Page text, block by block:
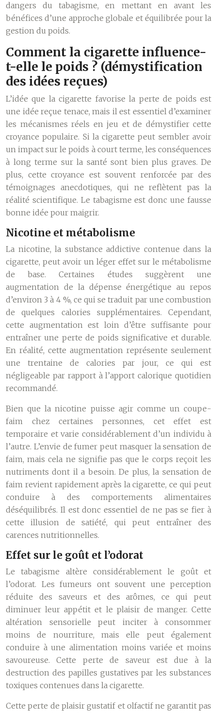
dangers du tabagisme, en mettant en avant les
bénéfices d’une approche globale et équilibrée pour la
gestion du poids.
Comment la cigarette influence-
t-elle le poids ? (démystification
des idées reçues)
L’idée que la cigarette favorise la perte de poids est
une idée reçue tenace, mais il est essentiel d’examiner
les mécanismes réels en jeu et de démystifier cette
croyance populaire. Si la cigarette peut sembler avoir
un impact sur le poids à court terme, les conséquences
à long terme sur la santé sont bien plus graves. De
plus, cette croyance est souvent renforcée par des
témoignages anecdotiques, qui ne reflètent pas la
réalité scientifique. Le tabagisme est donc une fausse
bonne idée pour maigrir.
Nicotine et métabolisme
La nicotine, la substance addictive contenue dans la
cigarette, peut avoir un léger effet sur le métabolisme
de base. Certaines études suggèrent une
augmentation de la dépense énergétique au repos
d’environ 3 à 4 %, ce qui se traduit par une combustion
de quelques calories supplémentaires. Cependant,
cette augmentation est loin d’être suffisante pour
entraîner une perte de poids significative et durable.
En réalité, cette augmentation représente seulement
une trentaine de calories par jour, ce qui est
négligeable par rapport à l’apport calorique quotidien
recommandé.
Bien que la nicotine puisse agir comme un coupe-
faim chez certaines personnes, cet effet est
temporaire et varie considérablement d’un individu à
l’autre. L’envie de fumer peut masquer la sensation de
faim, mais cela ne signifie pas que le corps reçoit les
nutriments dont il a besoin. De plus, la sensation de
faim revient rapidement après la cigarette, ce qui peut
conduire à des comportements alimentaires
déséquilibrés. Il est donc essentiel de ne pas se fier à
cette illusion de satiété, qui peut entraîner des
carences nutritionnelles.
Effet sur le goût et l’odorat
Le tabagisme altère considérablement le goût et
l’odorat. Les fumeurs ont souvent une perception
réduite des saveurs et des arômes, ce qui peut
diminuer leur appétit et le plaisir de manger. Cette
altération sensorielle peut inciter à consommer
moins de nourriture, mais elle peut également
conduire à une alimentation moins variée et moins
savoureuse. Cette perte de saveur est due à la
destruction des papilles gustatives par les substances
toxiques contenues dans la cigarette.
Cette perte de plaisir gustatif et olfactif ne garantit pas